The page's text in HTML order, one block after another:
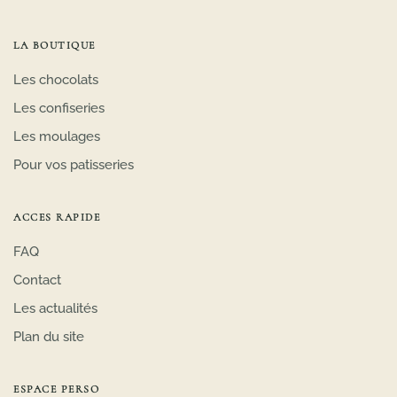
LA BOUTIQUE
Les chocolats
Les confiseries
Les moulages
Pour vos patisseries
ACCES RAPIDE
FAQ
Contact
Les actualités
Plan du site
ESPACE PERSO